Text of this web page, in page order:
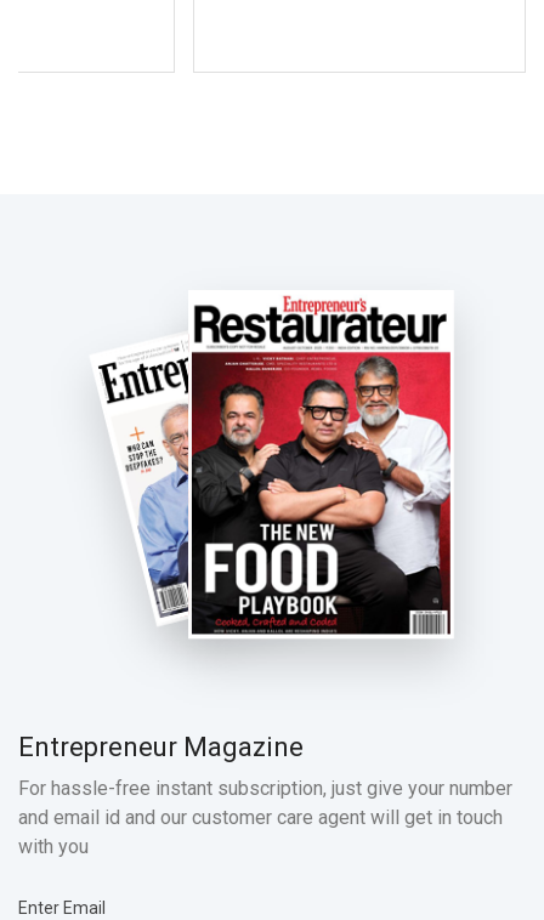
Entrepreneur Magazine
For hassle-free instant subscription, just give your number
and email id and our customer care agent will get in touch
with you
Enter Email